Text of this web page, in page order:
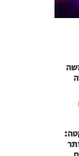
נמשה
אותר